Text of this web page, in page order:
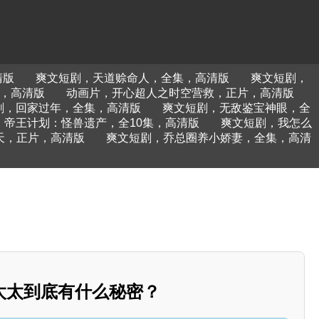
爽文短剧，天道赊命人，全集，高清版
爽文短剧，
高清版
动画片，开心超人之时空营救，正片，高清版
，回家过年，全集，高清版
爽文短剧，无敌鉴宝神眼，全
帝王计划：怪兽遗产，全10集，高清版
爽文短剧，我怎么
，正片，高清版
爽文短剧，乔总圈养小娇妻，全集，高清
到底有什么秘密？